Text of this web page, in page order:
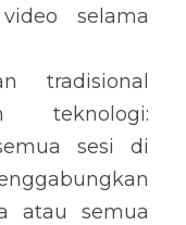
selama
tradisional
teknologi:
sesi di
atau semua